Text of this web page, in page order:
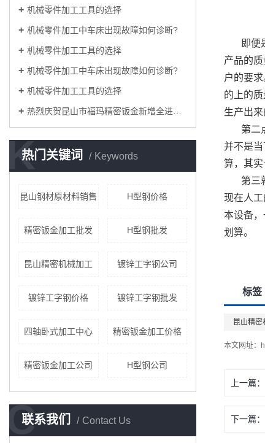
机械零件加工工具的选择
机械零件加工中车床出现故障如何诊断?
机械零件加工工具的选择
机械零件加工中车床出现故障如何诊断?
机械零件加工工具的选择
热烈庆贺昆山市福玛精密钣金新增全进口高端钣金加工设备即将投入生产
热门关键词 Keywords
K
昆山钢材原材料销售 H型钢价格
精密钣金加工批发 H型钢批发
昆山精密机械加工 镀锌工字钢公司
镀锌工字钢价格 镀锌工字钢批发
四轴卧式加工中心 精密钣金加工价格
精密钣金加工公司 H型钢公司
联系我们 Contact Us
C
即便
产品的
户的要
的上的
生产出
第二
并不是
算，其
第三
现在人
本设备
划算。
标签
昆山精密
本文网址：
上一篇：
下一篇：